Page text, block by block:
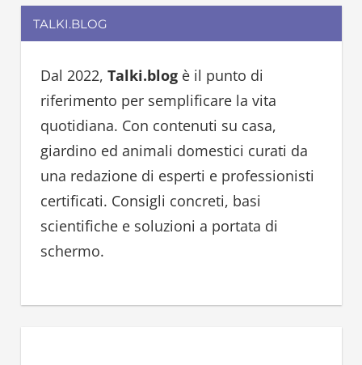
r
c
f
o
r
:
TALKI.BLOG
Dal 2022, Talki.blogè il punto di
riferimento per semplificare la vita
quotidiana. Con contenuti su casa,
giardino ed animali domestici curati da
una redazione di esperti e professionisti
certificati. Consigli concreti, basi
scientifiche e soluzioni a portata di
schermo.